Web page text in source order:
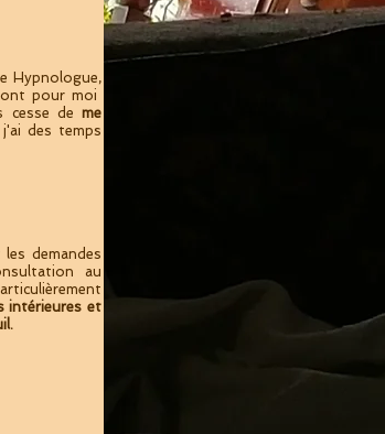
Hypnologue,
pour moi
cesse de me
j'ai des temps
demandes
au
intérieures et